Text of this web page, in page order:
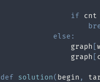
if cnt
else :
                graph
                graph
def solution( begin ,